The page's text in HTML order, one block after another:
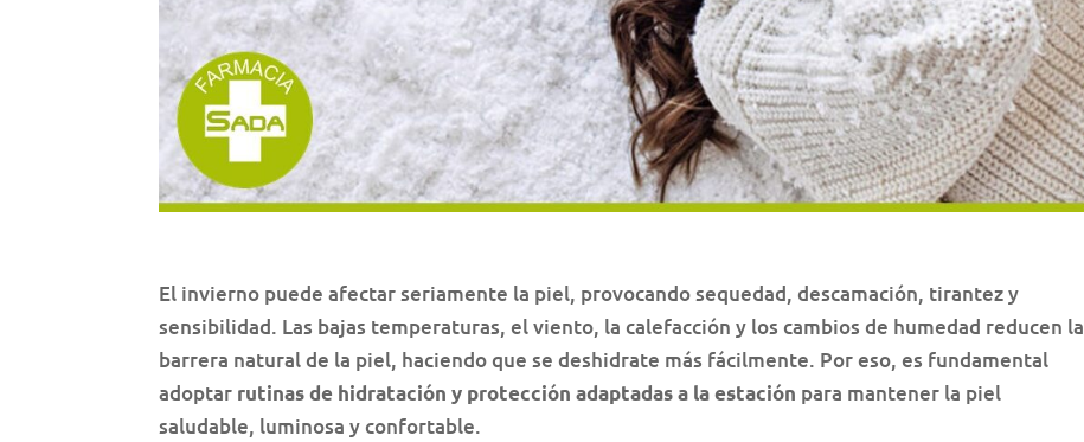
El invierno puede afectar seriamente la piel, provocando sequedad, descamación, tirantez y
sensibilidad. Las bajas temperaturas, el viento, la calefacción y los cambios de humedad reducen la
barrera natural de la piel, haciendo que se deshidrate más fácilmente. Por eso, es fundamental
adoptar rutinas de hidratación y protección adaptadas a la estación para mantener la piel
saludable, luminosa y confortable.